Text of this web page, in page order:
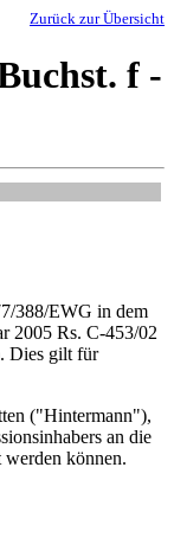
Zurück zur Übersicht
f -
388/EWG in dem
2005 Rs. C-453/02
Dies gilt für
("Hintermann"),
an die
werden können.